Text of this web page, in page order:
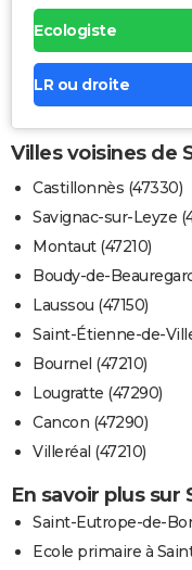
Ecologiste
LR ou droite
Villes voisines de
Castillonnès (47330)
Savignac-sur-Leyze
Montaut (47210)
Boudy-de-
Laussou (47150)
Saint-Étienne-de-
Bournel (47210)
Lougratte (47290)
Cancon (47290)
Villeréal (47210)
En savoir plus
Saint-Eutrope-de-
Ecole primaire à